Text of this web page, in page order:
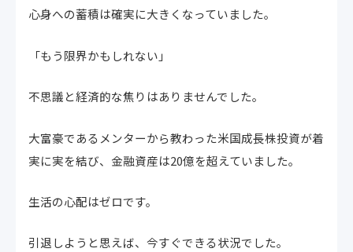
心身への蓄積は確実に大きくなっていました。
「もう限界かもしれない」
不思議と経済的な焦りはありませんでした。
大富豪であるメンターから教わった米国成長株投資が着
実に実を結び、金融資産は20億を超えていました。
生活の心配はゼロです。
引退しようと思えば、今すぐできる状況でした。